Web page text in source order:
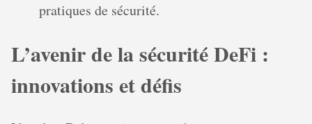
pratiques de sécurité.
L’avenir de la sécurité DeFi :
innovations et défis